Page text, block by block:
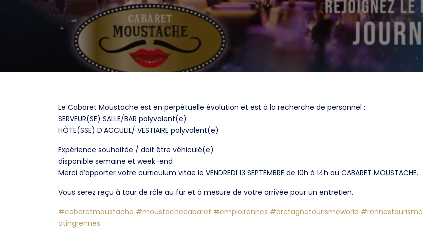
Le Cabaret Moustache est en perpétuelle évolution et est à la recherche de personnel :
SERVEUR(SE) SALLE/BAR polyvalent(e)
HÔTE(SSE) D’ACCUEIL/ VESTIAIRE polyvalent(e)
Expérience souhaitée / doit être véhiculé(e)
disponible semaine et week-end
Merci d’apporter votre curriculum vitae le VENDREDI 13 SEPTEMBRE de 10h à 14h au CABARET MOUSTACHE.
Vous serez reçu à tour de rôle au fur et à mesure de votre arrivée pour un entretien.
#cabaretmoustache #moustachecabaret #emploirennes #bretagnetourismeworld #rennestourisme
atingrennes